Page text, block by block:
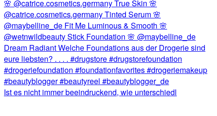
Ist es nicht immer beeindruckend, wie unterschiedl